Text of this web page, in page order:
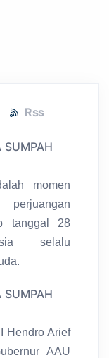
Rss
momen
tanggal 28
selalu
Hendro Arief
AAU